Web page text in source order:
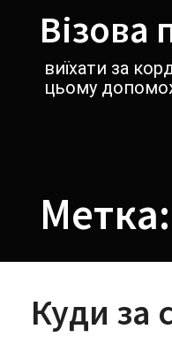
содержимомуВізова
виїхати за
цьому
Метка:
Куди за